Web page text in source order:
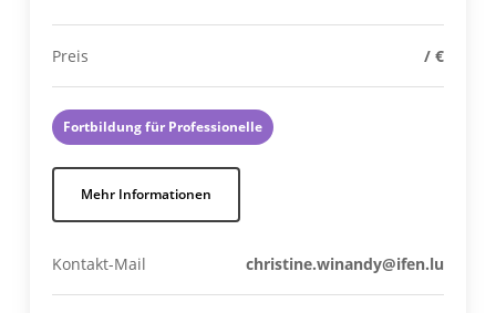
Preis / €
Fortbildung für Professionelle
Mehr Informationen
Kontakt-Mail christine.winandy@ifen.lu